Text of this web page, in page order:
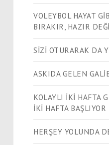
VOLEYBOL HAYAT
BIRAKIR, HAZIR
SİZİ OTURARAK DA
ASKIDA GELEN
KOLAYLI İKİ HAFTA
İKİ HAFTA BAŞLIYOR
HERŞEY YOLUNDA